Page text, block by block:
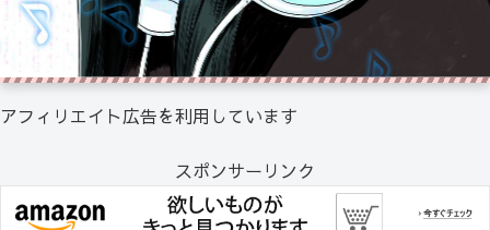
アフィリエイト広告を利用しています
スポンサーリンク